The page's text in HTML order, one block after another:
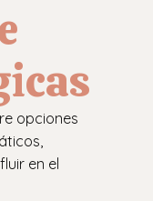
opciones
en el